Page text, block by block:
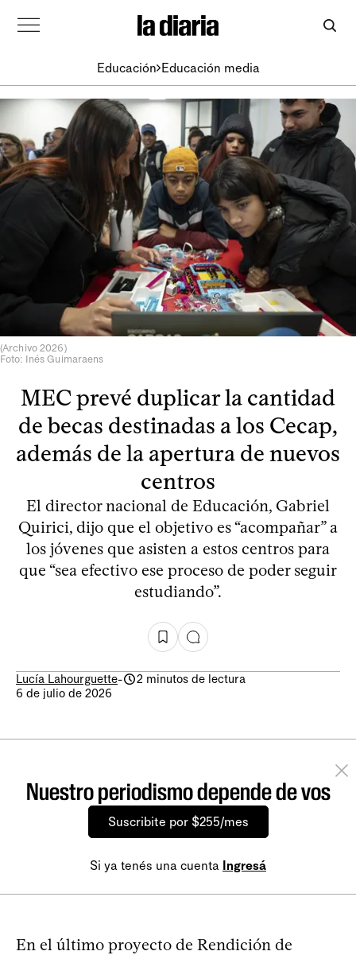
Educación Educación media
(Archivo 2026)
Foto: Inés Guimaraens
MEC prevé duplicar la cantidad
de becas destinadas a los Cecap,
además de la apertura de nuevos
centros
El director nacional de Educación, Gabriel
Quirici, dijo que el objetivo es “acompañar” a
los jóvenes que asisten a estos centros para
que “sea efectivo ese proceso de poder seguir
estudiando”.
Lucía Lahourguette-
2 minutos de lectura
6 de julio de 2026
Nuestro periodismo depende de vos
Suscribite por $255/mes
Si ya tenés una cuenta Ingresá
En el último proyecto de Rendición de